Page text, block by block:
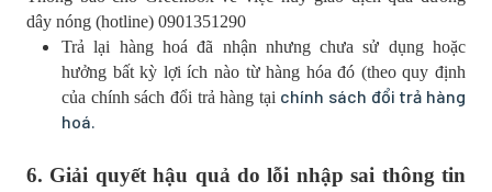
dây nóng (hotline) 0901351290
Trả lại hàng hoá đã nhận nhưng chưa sử dụng hoặc
hưởng bất kỳ lợi ích nào từ hàng hóa đó (theo quy định
của chính sách đổi trả hàng tại chính sách đổi trả hàng
hoá.
6. Giải quyết hậu quả do lỗi nhập sai thông tin